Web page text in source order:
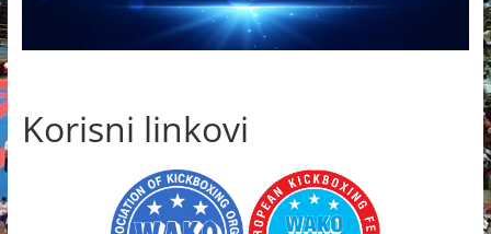
Korisni linkovi